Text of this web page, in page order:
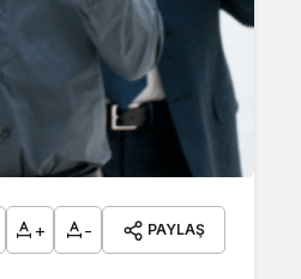
+ - PAYLAŞ